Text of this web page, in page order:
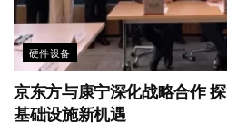
硬件设备
京东方与康宁深化战略合作
基础设施新机遇